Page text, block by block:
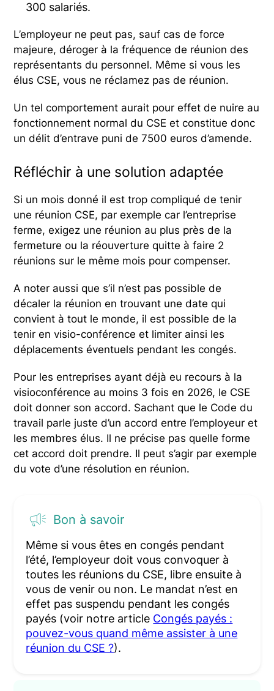
300 salariés.
L’employeur ne peut pas, sauf cas de force
majeure, déroger à la fréquence de réunion des
représentants du personnel. Même si vous les
élus CSE, vous ne réclamez pas de réunion.
Un tel comportement aurait pour effet de nuire au
fonctionnement normal du CSE et constitue donc
un délit d’entrave puni de 7500 euros d’amende.
Réfléchir à une solution adaptée
Si un mois donné il est trop compliqué de tenir
une réunion CSE, par exemple car l’entreprise
ferme, exigez une réunion au plus près de la
fermeture ou la réouverture quitte à faire 2
réunions sur le même mois pour compenser.
A noter aussi que s’il n’est pas possible de
décaler la réunion en trouvant une date qui
convient à tout le monde, il est possible de la
tenir en visio-conférence et limiter ainsi les
déplacements éventuels pendant les congés.
Pour les entreprises ayant déjà eu recours à la
visioconférence au moins 3 fois en 2026, le CSE
doit donner son accord. Sachant que le Code du
travail parle juste d’un accord entre l’employeur et
les membres élus. Il ne précise pas quelle forme
cet accord doit prendre. Il peut s’agir par exemple
du vote d’une résolution en réunion.
Bon à savoir
Même si vous êtes en congés pendant
l’été, l’employeur doit vous convoquer à
toutes les réunions du CSE, libre ensuite à
vous de venir ou non. Le mandat n’est en
effet pas suspendu pendant les congés
payés (voir notre article Congés payés :
pouvez-vous quand même assister à une
réunion du CSE ?).